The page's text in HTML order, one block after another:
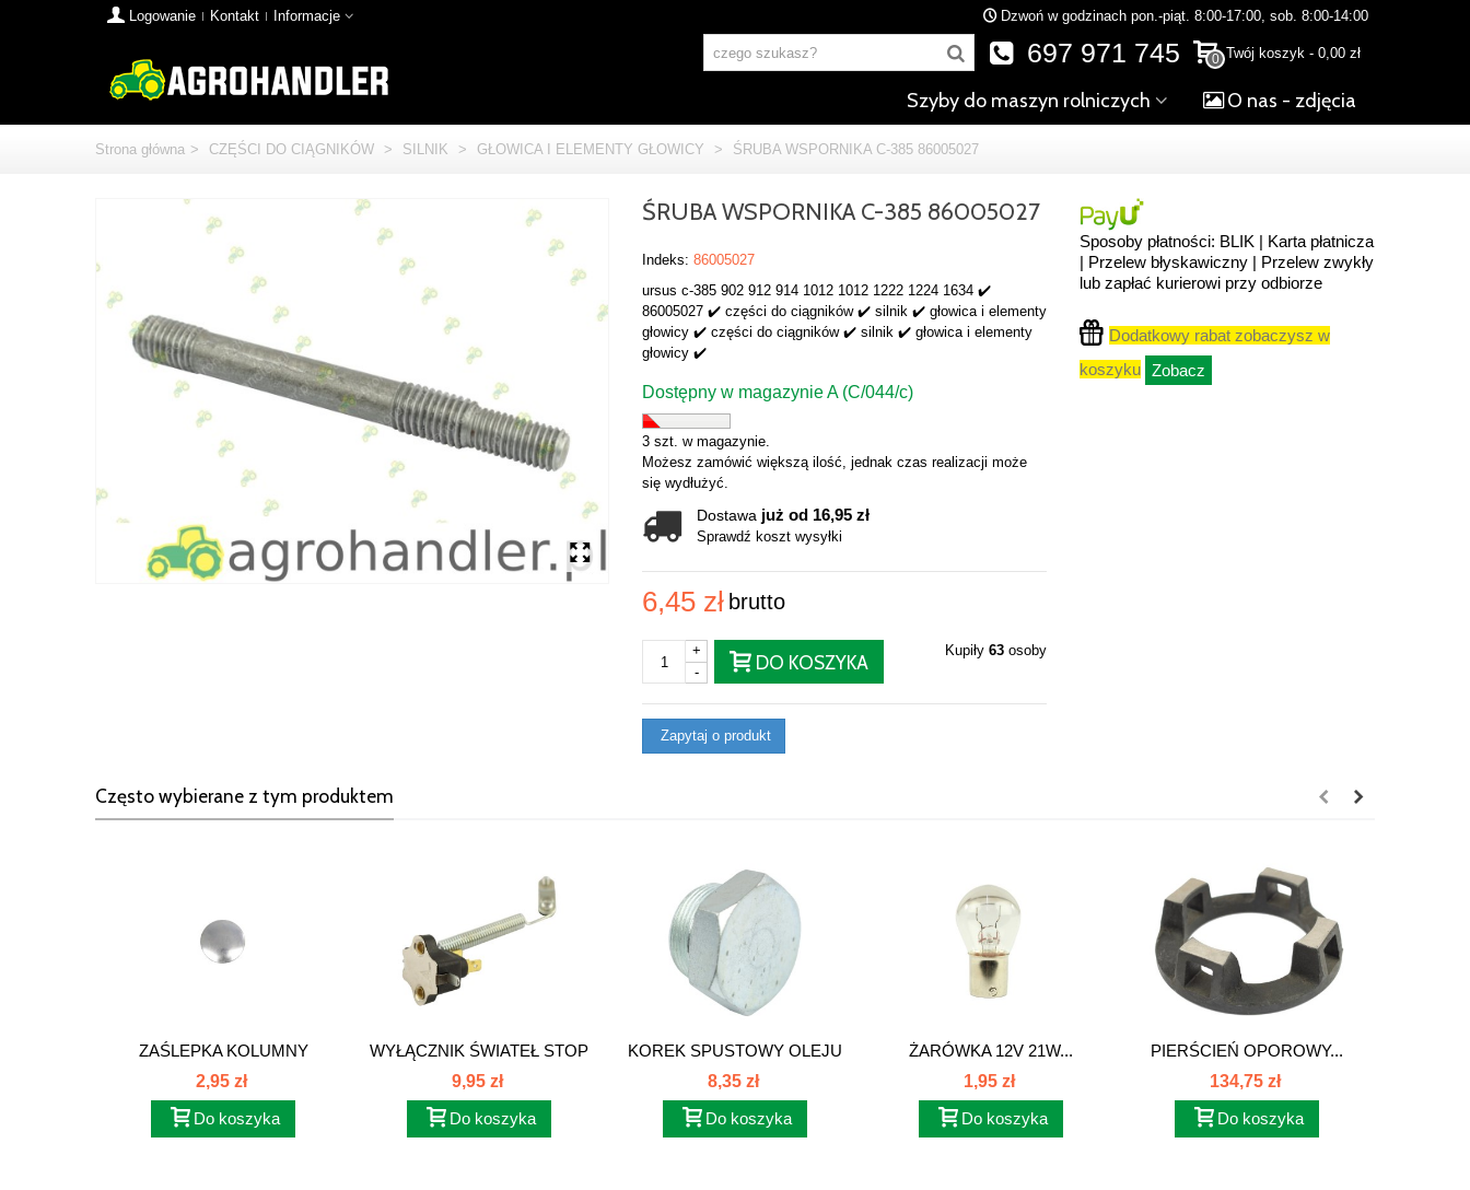
Logowanie Kontakt Informacje Dzwoń w godzinach pon.-piąt. 8:00-17:00, sob. 8:00-14:00
0 Twój koszyk - 0,00 zł
697 971 745
Szyby do maszyn rolniczych O nas - zdjęcia
Strona główna > CZĘŚCI DO CIĄGNIKÓW > SILNIK > GŁOWICA I ELEMENTY GŁOWICY > ŚRUBA WSPORNIKA C-385 86005027
ŚRUBA WSPORNIKA C-385 86005027
Indeks: 86005027
ursus c-385 902 912 914 1012 1012 1222 1224 1634 ✔️
86005027 ✔️ części do ciągników ✔️ silnik ✔️ głowica i elementy
głowicy ✔️ części do ciągników ✔️ silnik ✔️ głowica i elementy
głowicy ✔️
Dostępny w magazynie A (C/044/c)
3 szt. w magazynie.
Możesz zamówić większą ilość, jednak czas realizacji może
się wydłużyć.
Dostawa już od 16,95 zł
Sprawdź koszt wysyłki
6,45 zł brutto
-
+
DO KOSZYKA
Kupiły 63osoby
Zapytaj o produkt
Sposoby płatności: BLIK | Karta płatnicza
| Przelew błyskawiczny | Przelew zwykły
lub zapłać kurierowi przy odbiorze
Dodatkowy rabat zobaczysz w
koszyku Zobacz
Często wybierane z tym produktem
ZAŚLEPKA KOLUMNY
KIEROWNICY...
2,95 zł
Do koszyka
WYŁĄCZNIK ŚWIATEŁ STOP
MF 1874709M1
9,95 zł
Do koszyka
KOREK SPUSTOWY OLEJU
MISKI...
8,35 zł
Do koszyka
ŻARÓWKA 12V 21W...
1,95 zł
Do koszyka
PIERŚCIEŃ OPOROWY...
134,75 zł
Do koszyka